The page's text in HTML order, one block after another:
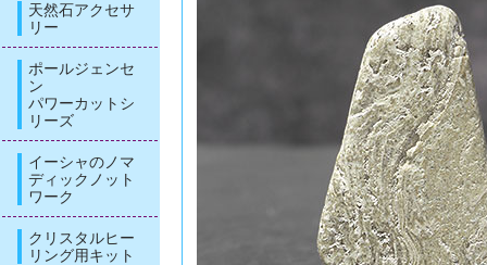
天然石アクセサ
リー
ポールジェンセ
ン
パワーカットシ
リーズ
イーシャのノマ
ディックノット
ワーク
クリスタルヒー
リング用キット